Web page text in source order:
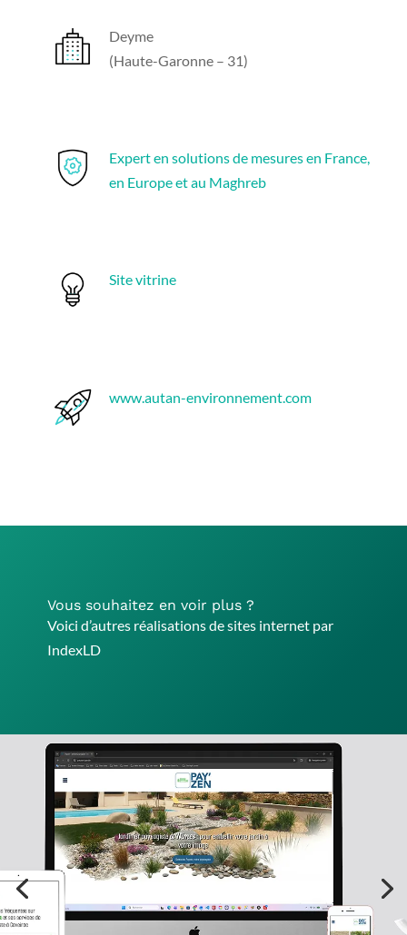
Deyme
(Haute-Garonne – 31)
Expert en solutions de mesures en France,
en Europe et au Maghreb
Site vitrine
www.autan-environnement.com
Vous souhaitez en voir plus ?
Voici d’autres réalisations de sites internet par
IndexLD